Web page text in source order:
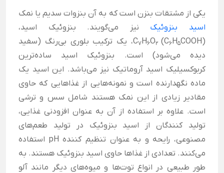
یکی از مشتقات بنزن است که به آن بنزوات سدیم یا نمک
اسید بنزوئیک نیز می‌گویند. بنزوئیک اسید،
(C
۷H۶O۲ (C۶H۵
COOH، یک ترکیب بلوری بی‌رنگ (سفید
دیده می‌شود) است. بنزوئیک اسید ساده‌ترین
کربوکسیلیک اسید آروماتیک نیز می‌باشد. این اسید یک
ماده نگهدارنده است و نمونه‌هایی از غذاهایی که حاوی
مقادیر زیادی از این نمک هستند شامل سس و ترشی
است. علاوه بر استفاده از آن به عنوان افزودنی غذایی،
تولید کنندگان از اسید بنزوئیک در تولید طعم‌های
مصنوعی، رایحه و به عنوان تنظیم کننده pH استفاده
می‌کنند. تعدادی از غذاها حاوی اسید بنزوئیک هستند. به
طور طبیعی در انواع توت‌ها و میوه‌های دیگر مانند آلو